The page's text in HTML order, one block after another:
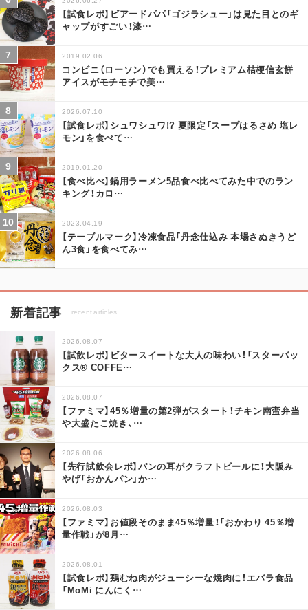
【試食レポ】ビアードパパ「ゴジラシュー」は見た目とのギ
ャップがすごい！漆…
2019.02.06
コンビニ（ローソン）でも買える！プレミアム桔梗信玄餅
アイスがモチモチで美…
2026.07.10
【試食レポ】シュワシュワ!? 夏限定「スープはるさめ 塩レ
モン」を食べて…
2019.01.20
【食べ比べ】鍋用ラーメン5品食べ比べてみた中でのラン
キング！カロ …
2023.04.19
【テーブルマーク】冷凍食品「丹念仕込み 本場さぬきうど
ん3食」を食べてみ…
新着記事 recent articles
2026.08.07
【試飲レポ】ビタースイートな大人の味わい！「スターバッ
クス® COFFE…
2026.08.07
【ファミマ】45％増量の第2弾がスタート！チキン南蛮弁当
や大盛たこ焼き、 …
2026.08.06
【先行試飲会レポ】パンの耳がクラフトビールに！大阪み
やげ「おかんパン」か…
2026.08.03
【ファミマ】お値段そのまま45％増量！「おかわり 45％増
量作戦」が8月 …
2026.08.01
【試食レポ】鶏むね肉がジューシーな焼肉に！エバラ食品
「MoMi にんにく …